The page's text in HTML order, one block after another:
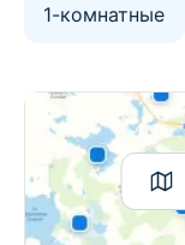
1-комнатные